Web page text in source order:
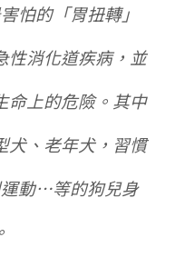
怕的「胃扭轉」
性消化道疾病，並
命上的危險。其中
犬、老年犬，習慣
動…等的狗兒身